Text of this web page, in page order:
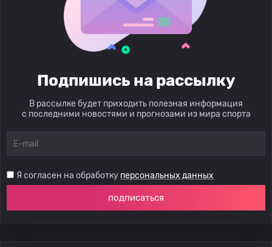
Подпишись на рассылку
В рассылке будет приходить полезная информация
с последними новостями и прогнозами из мира спорта
Я согласен на обработку персональных данных
подписаться